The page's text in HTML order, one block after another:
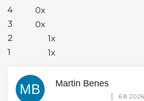
4
0x
3
0x
2
1x
1
1x
MB Martin Benes
Hodnocení obchodu je 5
| 6.8.2026